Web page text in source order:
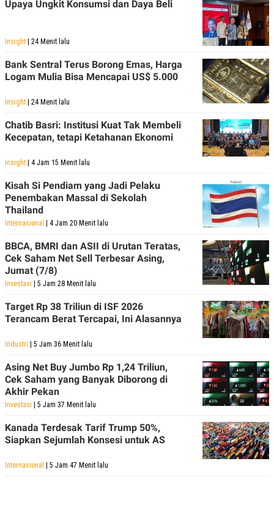
Upaya Ungkit Konsumsi dan Daya Beli
Insight | 24 Menit lalu
Bank Sentral Terus Borong Emas, Harga
Logam Mulia Bisa Mencapai US$ 5.000
Insight | 24 Menit lalu
Chatib Basri: Institusi Kuat Tak Membeli
Kecepatan, tetapi Ketahanan Ekonomi
Insight | 4 Jam 15 Menit lalu
Kisah Si Pendiam yang Jadi Pelaku
Penembakan Massal di Sekolah
Thailand
Internasional | 4 Jam 20 Menit lalu
BBCA, BMRI dan ASII di Urutan Teratas,
Cek Saham Net Sell Terbesar Asing,
Jumat (7/8)
Investasi | 5 Jam 28 Menit lalu
Target Rp 38 Triliun di ISF 2026
Terancam Berat Tercapai, Ini Alasannya
Industri | 5 Jam 36 Menit lalu
Asing Net Buy Jumbo Rp 1,24 Triliun,
Cek Saham yang Banyak Diborong di
Akhir Pekan
Investasi | 5 Jam 37 Menit lalu
Kanada Terdesak Tarif Trump 50%,
Siapkan Sejumlah Konsesi untuk AS
Internasional | 5 Jam 47 Menit lalu